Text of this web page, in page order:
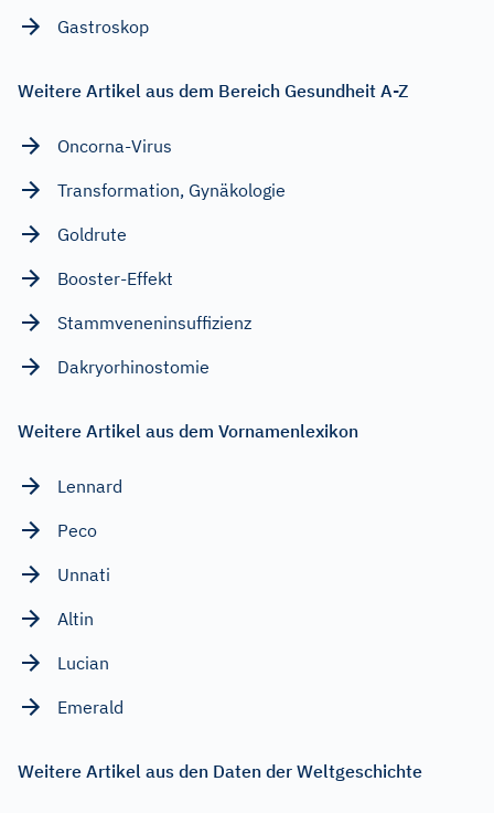
Gastroskop
Weitere Artikel aus dem Bereich Gesundheit A-Z
Oncorna-Virus
Transformation, Gynäkologie
Goldrute
Booster-Effekt
Stammveneninsuffizienz
Dakryorhinostomie
Weitere Artikel aus dem Vornamenlexikon
Lennard
Peco
Unnati
Altin
Lucian
Emerald
Weitere Artikel aus den Daten der Weltgeschichte